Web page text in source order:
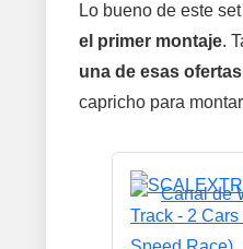
Lo bueno de este
el primer montaje.
una de esas
capricho para